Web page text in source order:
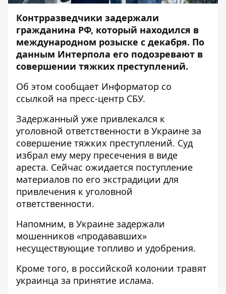
Контрразведчики задержали
гражданина РФ, который находился в
международном розыске с декабря. По
данным Интерпола его подозревают в
совершении тяжких преступлений.
Об этом сообщает Информатор со
ссылкой на пресс-центр СБУ.
Задержанный уже привлекался к
уголовной ответственности в Украине за
совершение тяжких преступлений. Суд
избрал ему меру пресечения в виде
ареста. Сейчас ожидается поступление
материалов по его экстрадиции для
привлечения к уголовной
ответственности.
Напомним, в Украине задержали
мошенников «продававших»
несуществующие топливо и удобрения.
Кроме того, в российской колонии травят
украинца за принятие ислама.